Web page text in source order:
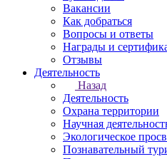
Вакансии
Как добраться
Вопросы и ответы
Награды и
Отзывы
Деятельность
Назад
Деятельность
Охрана территории
Научная
Экологическое
Познавательный